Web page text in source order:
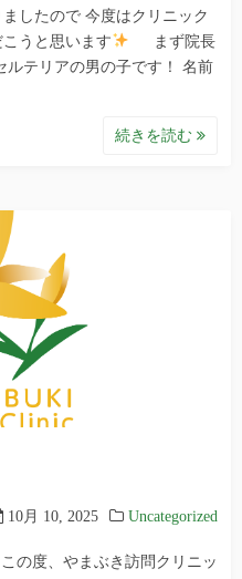
したので 今度はクリニック
うと思います
まず院長
ルテリアの男の子です！ 名前
続きを読む
10月 10, 2025 Uncategorized
の度、やまぶき訪問クリニッ